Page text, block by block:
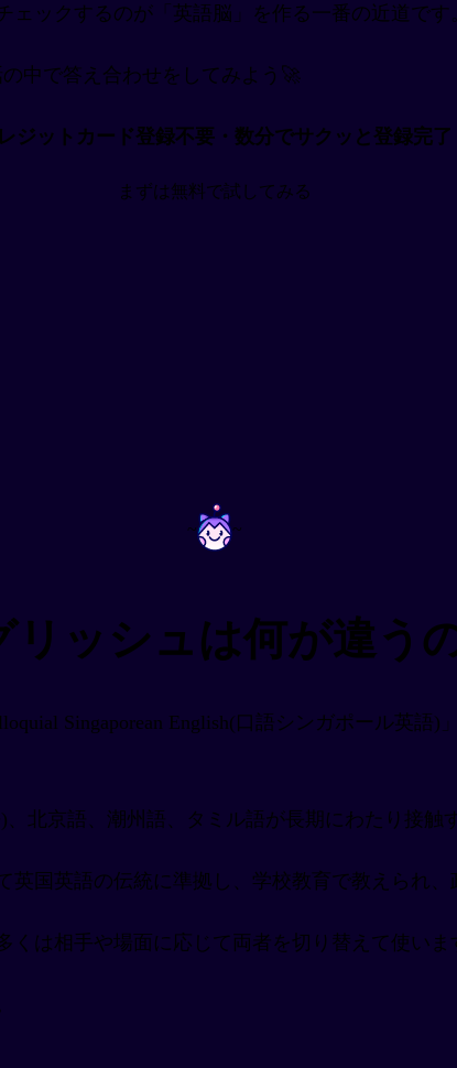
ェックするのが「英語脳」を作る一番の近道です
中で答え合わせをしてみよう🚀
ジットカード登録不要・数分でサクッと登録完了
まずは無料で試してみる
~ ~
ッシュは何が違う
Singaporean English(口語シンガポール英
北京語、潮州語、タミル語が長期にわたり接触
国英語の伝統に準拠し、学校教育で教えられ
は相手や場面に応じて両者を切り替えて使いま